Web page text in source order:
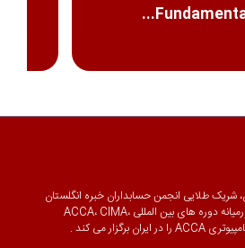
شریک طلایی انجمن حسابداران خبره انگلستان
با همکاری کالج فینیکس خاورمیانه دوره های بین المللی ACCA، CIMA،